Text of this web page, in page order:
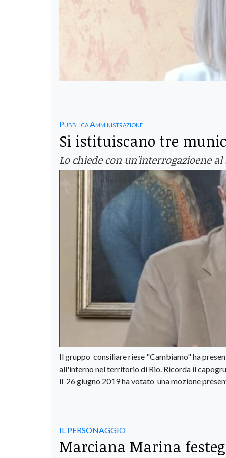
Pubblica Amministrazione
Si istituiscano tre
Lo chiede con un'interrogazioene
Il gruppo consiliare riese "Cambiamo" ha
all'interno nel territorio di Rio. Ricorda il
il 26 giugno 2019 ha votato una mozione
IL PERSONAGGIO
Marciana Marina